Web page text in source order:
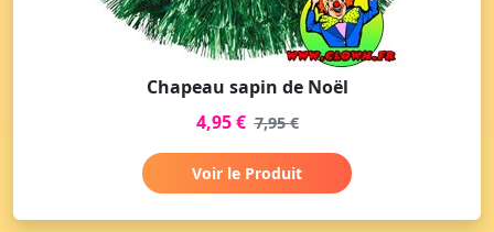
Chapeau sapin de Noël
4,95 € 7,95 €
Voir le Produit